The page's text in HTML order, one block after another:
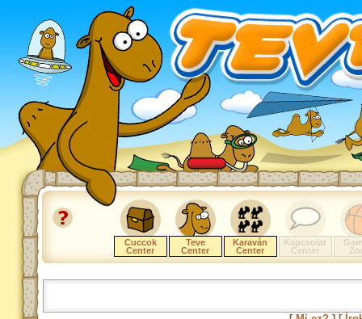
Cuccok
Center
Teve
Center
Karaván
Center
Kapcsolat
Center